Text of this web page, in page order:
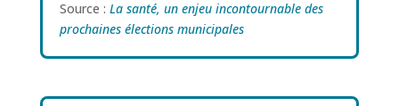
Source : La santé, un enjeu incontournable des
prochaines élections municipales